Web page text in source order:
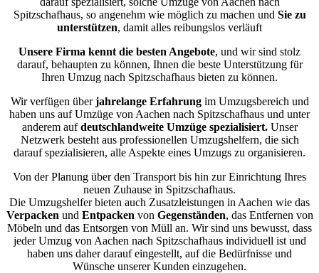
Spitzschafhaus, so angenehm wie möglich zu machen und Sie zu
unterstützen, damit alles reibungslos verläuft
Unsere Firma kennt die besten Angebote, und wir sind stolz
darauf, behaupten zu können, Ihnen die beste Unterstützung für
Ihren Umzug nach Spitzschafhaus bieten zu können.
Wir verfügen überjahrelange Erfahrungim Umzugsbereich und
haben uns auf Umzüge von Aachen nach Spitzschafhaus und unter
anderem aufdeutschlandweite Umzüge spezialisiert.Unser
Netzwerk besteht aus professionellen Umzugshelfern, die sich
darauf spezialisieren, alle Aspekte eines Umzugs zu organisieren.
Von der Planung über den Transport bis hin zur Einrichtung Ihres
neuen Zuhause in Spitzschafhaus.
Die Umzugshelfer bieten auch Zusatzleistungen in Aachen wie das
Verpacken und Entpacken von Gegenständen, das Entfernen von
Möbeln und das Entsorgen von Müll an. Wir sind uns bewusst, dass
jeder Umzug von Aachen nach Spitzschafhaus individuell ist und
haben uns daher darauf eingestellt, auf die Bedürfnisse und
Wünsche unserer Kunden einzugehen.